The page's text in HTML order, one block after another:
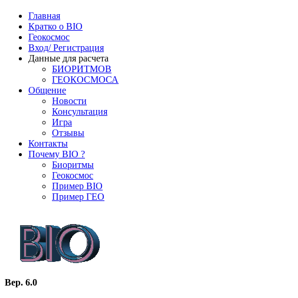
Главная
Кратко о BIO
Геокосмос
Вход/ Регистрация
Данные для расчета
БИОРИТМОВ
ГЕОКОСМОСА
Общение
Новости
Консультация
Игра
Отзывы
Контакты
Почему BIO ?
Биоритмы
Геокосмос
Пример BIO
Пример ГЕО
Вер. 6.0